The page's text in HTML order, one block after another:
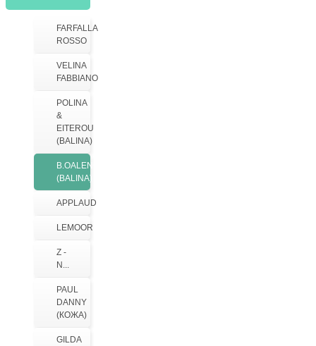
FARFALLA
ROSSO
VELINA
FABBIANO
POLINA
&
EITEROU
(BALINA)
B.OALENGI
(BALINA)
APPLAUD
LEMOOR
Z -
N...
PAUL
DANNY
(КОЖА)
GILDA